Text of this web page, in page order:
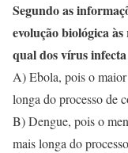
Segundo as
evolução biológica
qual dos vírus
A) Ebola, pois o
longa do processo de
B) Dengue, pois o
mais longa do